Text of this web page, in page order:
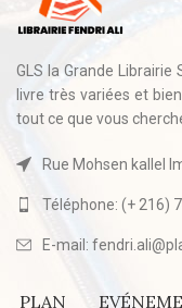
GLS la Grande
livre très variées et
tout ce que vous
Rue Mohsen kallel
Téléphone: (+ 216)
E-mail:
PLAN